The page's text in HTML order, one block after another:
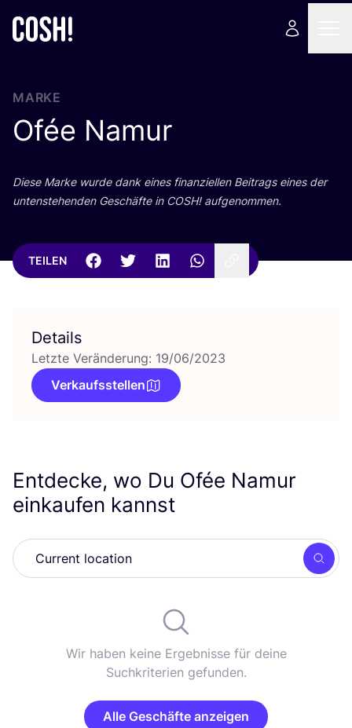
MARKE
Ofée Namur
Die­se Mar­ke wur­de dank eines finan­zi­el­len Bei­trags eines der
unten­ste­hen­den Geschäf­te in COSH! aufgenommen.
TEILEN
Details
Letzte Veränderung: 19/06/2023
Verkaufsstellen
Entdecke, wo Du Ofée Namur
einkaufen kannst
Wir haben keine Ergebnisse für deine
Suchkriterien gefunden.
Alle Geschäfte anzeigen